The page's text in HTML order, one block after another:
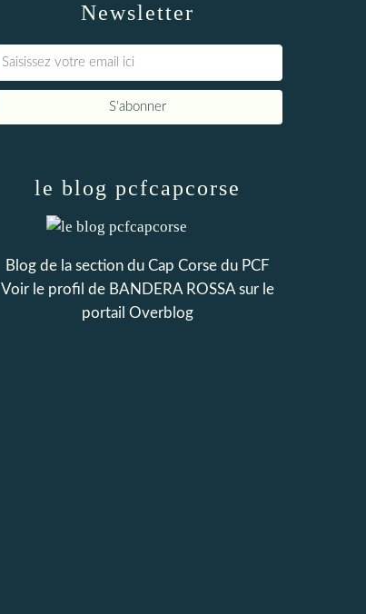
Newsletter
le blog pcfcapcorse
Blog de la section du Cap Corse du PCF
Voir le profil de BANDERA ROSSAsur le
portail Overblog